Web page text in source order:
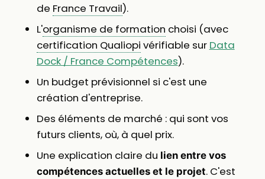
de France Travail).
L'organisme de formation choisi (avec
certification Qualiopi vérifiable sur Data
Dock / France Compétences).
Un budget prévisionnel si c'est une
création d'entreprise.
Des éléments de marché : qui sont vos
futurs clients, où, à quel prix.
Une explication claire du lien entre vos
compétences actuelles et le projet. C'est